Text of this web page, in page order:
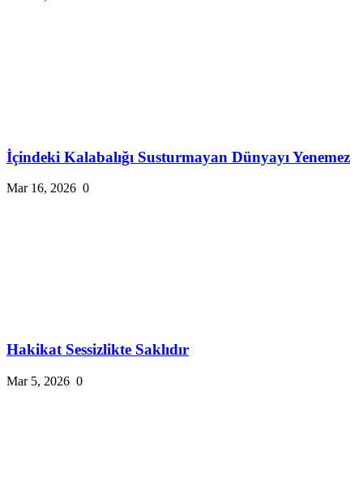
İçindeki Kalabalığı Susturmayan Dünyayı Yenemez
Mar 16, 2026 0
Hakikat Sessizlikte Saklıdır
Mar 5, 2026 0